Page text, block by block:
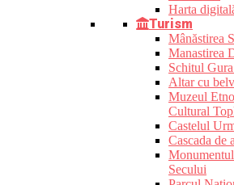
Harta
Turism
Mânăstirea
Manastirea
Schitul
Altar cu
Muzeul
Cultural
Castelul
Cascada de
Secului